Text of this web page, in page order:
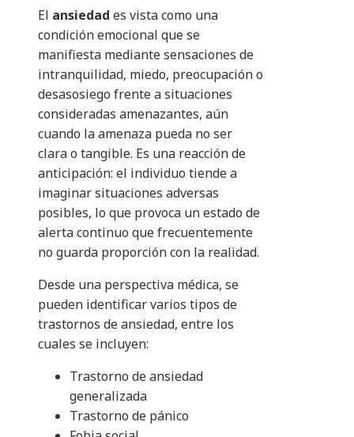
El ansiedad es vista como una
condición emocional que se
manifiesta mediante sensaciones de
intranquilidad, miedo, preocupación o
desasosiego frente a situaciones
consideradas amenazantes, aún
cuando la amenaza pueda no ser
clara o tangible. Es una reacción de
anticipación: el individuo tiende a
imaginar situaciones adversas
posibles, lo que provoca un estado de
alerta continuo que frecuentemente
no guarda proporción con la realidad.
Desde una perspectiva médica, se
pueden identificar varios tipos de
trastornos de ansiedad, entre los
cuales se incluyen:
Trastorno de ansiedad
generalizada
Trastorno de pánico